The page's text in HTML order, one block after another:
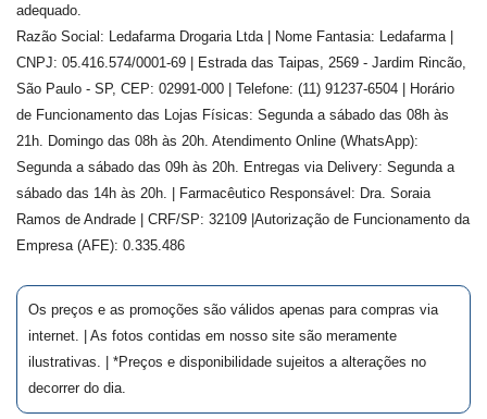
adequado.
Razão Social: Ledafarma Drogaria Ltda | Nome Fantasia: Ledafarma |
CNPJ: 05.416.574/0001-69 | Estrada das Taipas, 2569 - Jardim Rincão,
São Paulo - SP, CEP: 02991-000 | Telefone: (11) 91237-6504 | Horário
de Funcionamento das Lojas Físicas: Segunda a sábado das 08h às
21h. Domingo das 08h às 20h. Atendimento Online (WhatsApp):
Segunda a sábado das 09h às 20h. Entregas via Delivery: Segunda a
sábado das 14h às 20h. | Farmacêutico Responsável: Dra. Soraia
Ramos de Andrade
| CRF/SP: 32109 |Autorização de Funcionamento da
Empresa (AFE): 0.335.486
Os preços e as promoções são válidos apenas para compras via
internet. | As fotos contidas em nosso site são meramente
ilustrativas. | *Preços e disponibilidade sujeitos a alterações no
decorrer do dia.